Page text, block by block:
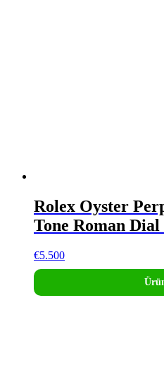
Rolex Oyster
Tone Roman Dial
€5.500